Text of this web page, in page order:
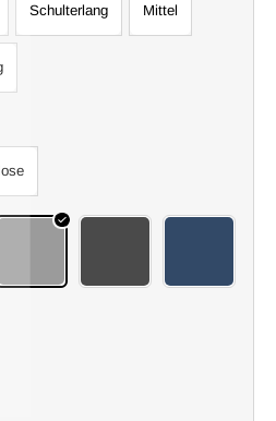
Schulterlang Mittel